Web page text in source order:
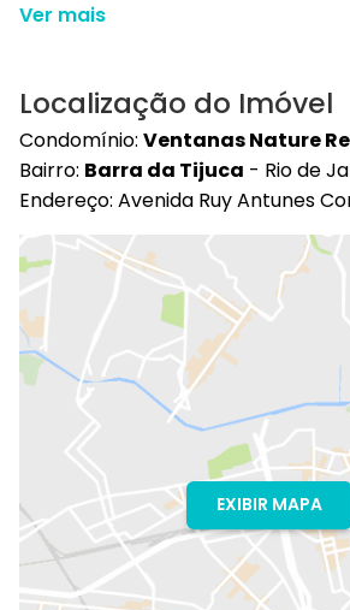
Ver mais
Localização do Imóvel
Condomínio: Ventanas Nature
Bairro: Barra da Tijuca - Rio de
Endereço: Avenida Ruy Antunes
EXIBIR MAPA